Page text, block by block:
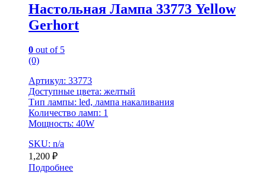
Настольная Лампа 33773 Yellow
Gerhort
0 out of 5
(0)
Артикул: 33773
Доступные цвета: желтый
Тип лампы: led, лампа накаливания
Количество ламп: 1
Мощность: 40W
SKU: n/a
1,200 ₽
Подробнее